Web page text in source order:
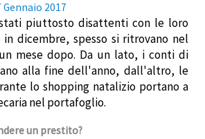
Gennaio 2017
piuttosto disattenti con le loro
in dicembre, spesso si ritrovano nel
mese dopo. Da un lato, i conti di
alla fine dell'anno, dall'altro, le
lo shopping natalizio portano a
nel portafoglio.
un prestito?